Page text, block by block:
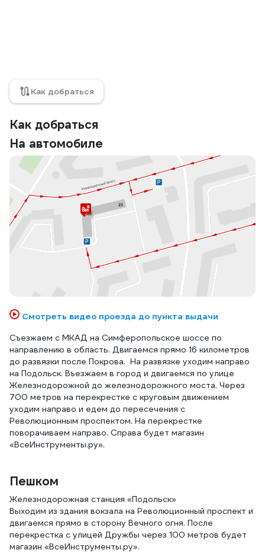
Как добраться
Как добраться
На автомобиле
Смотреть видео проезда до пункта выдачи
Съезжаем с МКАД на Симферопольское шоссе по
направлению в область. Двигаемся прямо 16 километров
до развязки после Покрова. На развязке уходим направо
на Подольск. Въезжаем в город и двигаемся по улице
Железнодорожной до железнодорожного моста. Через
700 метров на перекрестке с круговым движением
уходим направо и едем до пересечения с
Революционным проспектом. На перекрестке
поворачиваем направо. Справа будет магазин
«ВсеИнструменты.ру».
Пешком
Железнодорожная станция «Подольск»
Выходим из здания вокзала на Революционный проспект и
двигаемся прямо в сторону Вечного огня. После
перекрестка с улицей Дружбы через 100 метров будет
магазин «ВсеИнструменты.ру».